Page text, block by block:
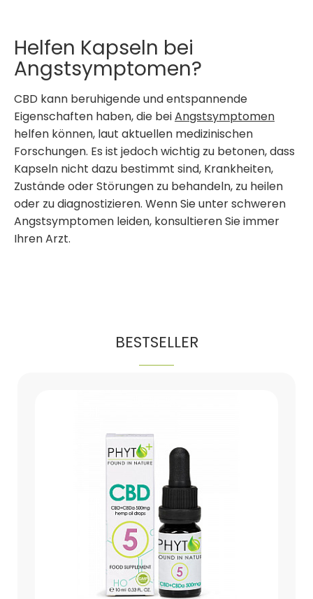
Helfen Kapseln bei
Angstsymptomen?
CBD kann beruhigende und entspannende
Eigenschaften haben, die beiAngstsymptomen
helfen können, laut aktuellen medizinischen
Forschungen. Es ist jedoch wichtig zu betonen, dass
Kapseln nicht dazu bestimmt sind, Krankheiten,
Zustände oder Störungen zu behandeln, zu heilen
oder zu diagnostizieren. Wenn Sie unter schweren
Angstsymptomen leiden, konsultieren Sie immer
Ihren Arzt.
BESTSELLER